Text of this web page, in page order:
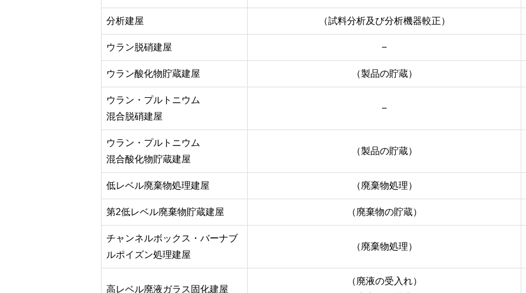
分析建屋 （試料分析及び分析機器較正）
ウラン脱硝建屋 −
ウラン酸化物貯蔵建屋 （製品の貯蔵）
ウラン・プルトニウム
混合脱硝建屋
−
ウラン・プルトニウム
混合酸化物貯蔵建屋
（製品の貯蔵）
低レベル廃棄物処理建屋 （廃棄物処理）
第2低レベル廃棄物貯蔵建屋 （廃棄物の貯蔵）
チャンネルボックス・バーナブ
ルポイズン処理建屋
（廃棄物処理）
高レベル廃液ガラス固化建屋
（廃液の受入れ）